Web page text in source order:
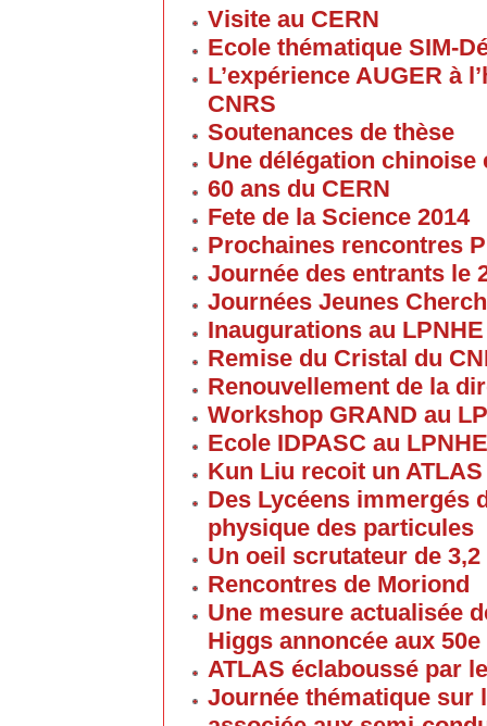
Visite au CERN
Ecole thématique SIM-
L’expérience AUGER à
CNRS
Soutenances de thèse
Une délégation
60 ans du CERN
Fete de la Science 2014
Prochaines rencontres
Journée des entrants le
Journées Jeunes
Inaugurations au LPNHE
Remise du Cristal du
Renouvellement de la
Workshop GRAND au
Ecole IDPASC au LPNHE
Kun Liu recoit un
Des Lycéens immergés
physique des particules
Un oeil scrutateur de
Rencontres de Moriond
Une mesure actualisée
Higgs annoncée aux
ATLAS éclaboussé par
Journée thématique sur